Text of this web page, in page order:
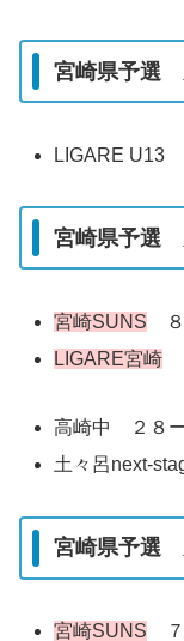
宮崎県予選
LIGARE
宮崎県予選
宮崎SUNS ８
LIGARE宮崎
高崎中 ２８
土々呂next-
宮崎県予選
宮崎SUNS ７